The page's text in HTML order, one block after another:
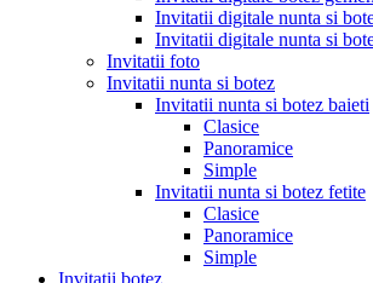
Invitatii digitale nunta si
Invitatii digitale nunta si
Invitatii foto
Invitatii nunta si botez
Invitatii nunta si botez baieti
Clasice
Panoramice
Simple
Invitatii nunta si botez fetite
Clasice
Panoramice
Simple
Invitatii botez